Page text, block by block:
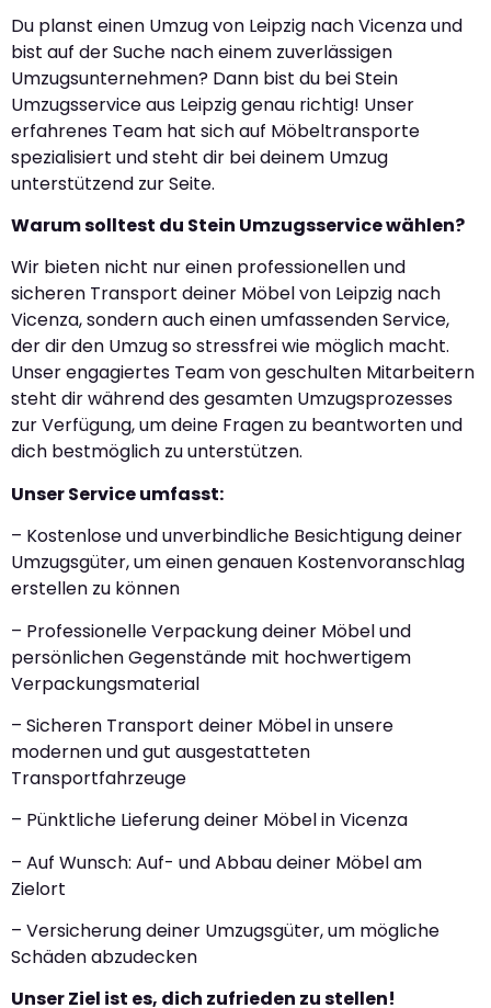
Du planst einen Umzug von Leipzig nach Vicenza und
bist auf der Suche nach einem zuverlässigen
Umzugsunternehmen? Dann bist du bei Stein
Umzugsservice aus Leipzig genau richtig! Unser
erfahrenes Team hat sich auf Möbeltransporte
spezialisiert und steht dir bei deinem Umzug
unterstützend zur Seite.
Warum solltest du Stein Umzugsservice wählen?
Wir bieten nicht nur einen professionellen und
sicheren Transport deiner Möbel von Leipzig nach
Vicenza, sondern auch einen umfassenden Service,
der dir den Umzug so stressfrei wie möglich macht.
Unser engagiertes Team von geschulten Mitarbeitern
steht dir während des gesamten Umzugsprozesses
zur Verfügung, um deine Fragen zu beantworten und
dich bestmöglich zu unterstützen.
Unser Service umfasst:
– Kostenlose und unverbindliche Besichtigung deiner
Umzugsgüter, um einen genauen Kostenvoranschlag
erstellen zu können
– Professionelle Verpackung deiner Möbel und
persönlichen Gegenstände mit hochwertigem
Verpackungsmaterial
– Sicheren Transport deiner Möbel in unsere
modernen und gut ausgestatteten
Transportfahrzeuge
– Pünktliche Lieferung deiner Möbel in Vicenza
– Auf Wunsch: Auf- und Abbau deiner Möbel am
Zielort
– Versicherung deiner Umzugsgüter, um mögliche
Schäden abzudecken
Unser Ziel ist es, dich zufrieden zu stellen!